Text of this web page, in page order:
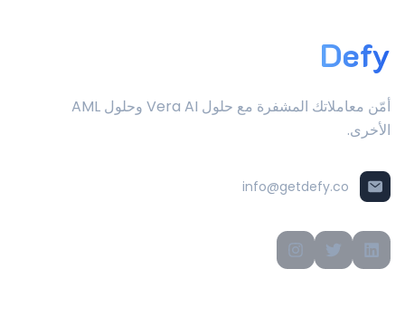
Defy
أمّن معاملاتك المشفرة مع حلول Vera AI وحلول AML
الأخرى.
info@getdefy.co